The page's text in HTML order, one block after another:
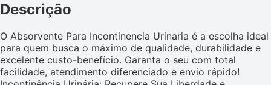
Descrição
O Absorvente Para Incontinencia Urinaria é a escolha ideal
para quem busca o máximo de qualidade, durabilidade e
excelente custo-benefício. Garanta o seu com total
facilidade, atendimento diferenciado e envio rápido!